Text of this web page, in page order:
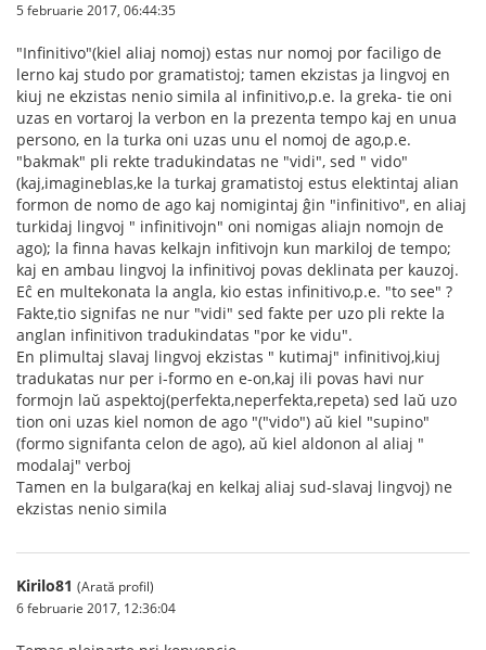
5 februarie 2017, 06:44:35
"Infinitivo"(kiel aliaj nomoj) estas nur nomoj por faciligo de
lerno kaj studo por gramatistoj; tamen ekzistas ja lingvoj en
kiuj ne ekzistas nenio simila al infinitivo,p.e. la greka- tie oni
uzas en vortaroj la verbon en la prezenta tempo kaj en unua
persono, en la turka oni uzas unu el nomoj de ago,p.e.
"bakmak" pli rekte tradukindatas ne "vidi", sed " vido"
(kaj,imagineblas,ke la turkaj gramatistoj estus elektintaj alian
formon de nomo de ago kaj nomigintaj ĝin "infinitivo", en aliaj
turkidaj lingvoj " infinitivojn" oni nomigas aliajn nomojn de
ago); la finna havas kelkajn infitivojn kun markiloj de tempo;
kaj en ambau lingvoj la infinitivoj povas deklinata per kauzoj.
Eĉ en multekonata la angla, kio estas infinitivo,p.e. "to see" ?
Fakte,tio signifas ne nur "vidi" sed fakte per uzo pli rekte la
anglan infinitivon tradukindatas "por ke vidu".
En plimultaj slavaj lingvoj ekzistas " kutimaj" infinitivoj,kiuj
tradukatas nur per i-formo en e-on,kaj ili povas havi nur
formojn laŭ aspektoj(perfekta,neperfekta,repeta) sed laŭ uzo
tion oni uzas kiel nomon de ago "("vido") aŭ kiel "supino"
(formo signifanta celon de ago), aŭ kiel aldonon al aliaj "
modalaj" verboj
Tamen en la bulgara(kaj en kelkaj aliaj sud-slavaj lingvoj) ne
ekzistas nenio simila
Kirilo81 (Arată profil)
6 februarie 2017, 12:36:04